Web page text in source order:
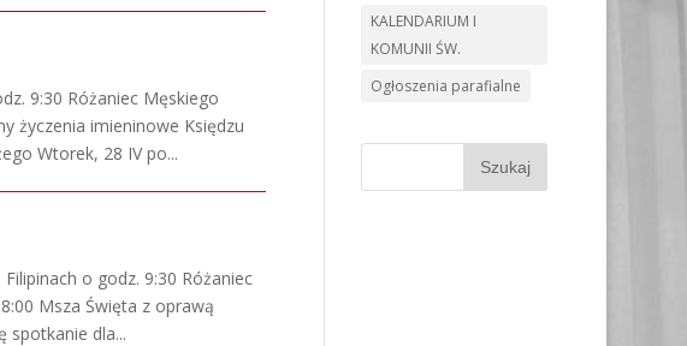
9:30 Różaniec Męskiego
życzenia imieninowe Księdzu
Wtorek, 28 IV po...
o godz. 9:30 Różaniec
Msza Święta z oprawą
spotkanie dla...
KALENDARIUM I
KOMUNII ŚW.
Ogłoszenia parafialne